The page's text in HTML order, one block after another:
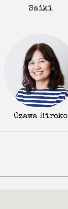
Saiki
Ozawa Hiroko